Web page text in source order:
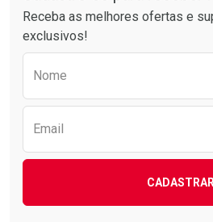
Receba as melhores ofertas e
exclusivos!
Nome
Email
CADASTRAR